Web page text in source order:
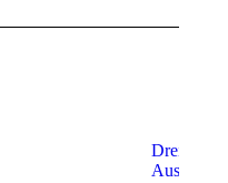
Dreifacher